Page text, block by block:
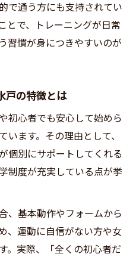
人気な理由と美しさ
水戸のジム活用法
ジムキックが選ばれる
変わるジム水戸の印象
戸のジム活用法
ト効果を最大化する方
ダイエットに最適な理
いプラン活用術を紹介
ジムで無理なく減量
業を活かしたダイエット
で通う方にも支持されてい
とで、トレーニングが日常
習慣が身につきやすいのが
戸の特徴とは
初心者でも安心して始めら
ます。その理由として、
個別にサポートしてくれる
制度が充実している点が挙
、基本動作やフォームから
、運動に自信がない方や女
。実際、「全くの初心者だ